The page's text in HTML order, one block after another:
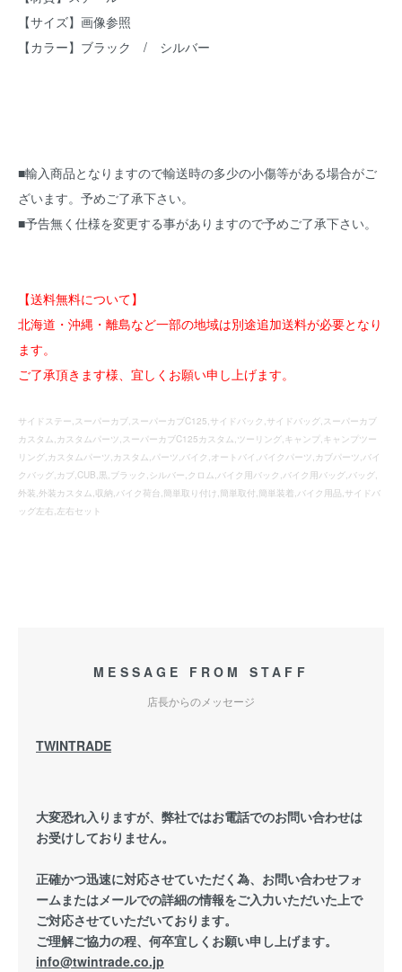
【サイズ】画像参照
【カラー】ブラック / シルバー
■輸入商品となりますので輸送時の多少の小傷等がある場合がご
ざいます。予めご了承下さい。
■予告無く仕様を変更する事がありますので予めご了承下さい。
【送料無料について】
北海道・沖縄・離島など一部の地域は別途追加送料が必要となり
ます。
ご了承頂きます様、宜しくお願い申し上げます。
サイドステー,スーパーカブ,スーパーカブC125,サイドバック,サイドバッグ,スーパーカブ
カスタム,カスタムパーツ,スーパーカブC125カスタム,ツーリング,キャンプ,キャンプツー
リング,カスタムパーツ,カスタム,パーツ,バイク,オートバイ,バイクパーツ,カブパーツ,バイ
クバッグ,カブ,CUB,黒,ブラック,シルバー,クロム,バイク用バック,バイク用バッグ,バッグ,
外装,外装カスタム,収納,バイク荷台,簡単取り付け,簡単取付,簡単装着,バイク用品,サイドバ
ッグ左右,左右セット
MESSAGE FROM STAFF
店長からのメッセージ
TWINTRADE
大変恐れ入りますが、弊社ではお電話でのお問い合わせは
お受けしておりません。
正確かつ迅速に対応させていただく為、お問い合わせフォ
ームまたはメールでの詳細の情報をご入力いただいた上で
ご対応させていただいております。
ご理解ご協力の程、何卒宜しくお願い申し上げます。
info@twintrade.co.jp